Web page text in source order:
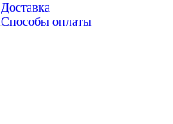
Доставка
Способы оплаты